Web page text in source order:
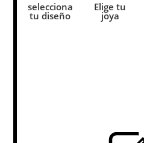
selecciona
tu diseño
Elige tu
joya